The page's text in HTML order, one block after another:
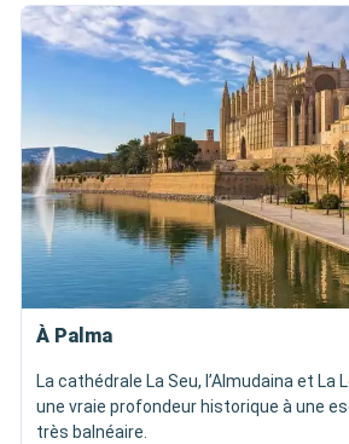
À Palma
La cathédrale La Seu, l’Almudaina et La
une vraie profondeur historique à une
très balnéaire.